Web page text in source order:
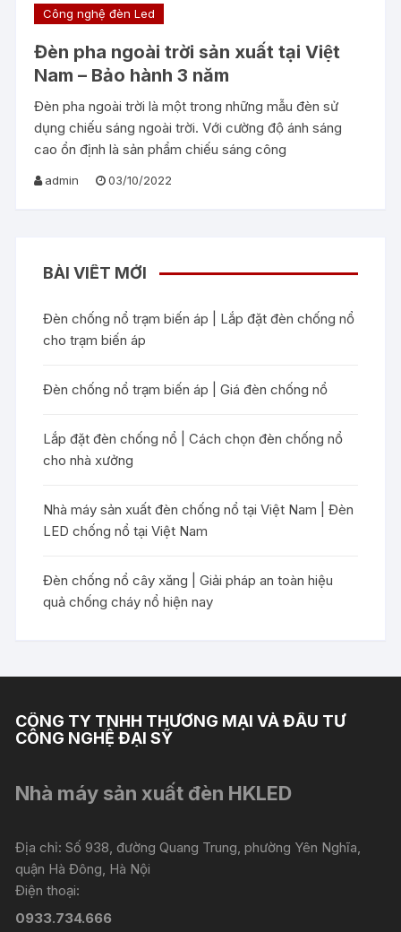
Công nghệ đèn Led
Đèn pha ngoài trời sản xuất tại Việt
Nam – Bảo hành 3 năm
Đèn pha ngoài trời là một trong những mẫu đèn sử
dụng chiếu sáng ngoài trời. Với cường độ ánh sáng
cao ổn định là sản phẩm chiếu sáng công
admin 03/10/2022
BÀI VIẾT MỚI
Đèn chống nổ trạm biến áp | Lắp đặt đèn chống nổ
cho trạm biến áp
Đèn chống nổ trạm biến áp | Giá đèn chống nổ
Lắp đặt đèn chống nổ | Cách chọn đèn chống nổ
cho nhà xưởng
Nhà máy sản xuất đèn chống nổ tại Việt Nam | Đèn
LED chống nổ tại Việt Nam
Đèn chống nổ cây xăng | Giải pháp an toàn hiệu
quả chống cháy nổ hiện nay
CÔNG TY TNHH THƯƠNG MẠI VÀ ĐẦU TƯ
CÔNG NGHỆ ĐẠI SỸ
Nhà máy sản xuất đèn HKLED
Địa chỉ: Số 938, đường Quang Trung, phường Yên Nghĩa,
quận Hà Đông, Hà Nội
Điện thoại:
0933.734.666